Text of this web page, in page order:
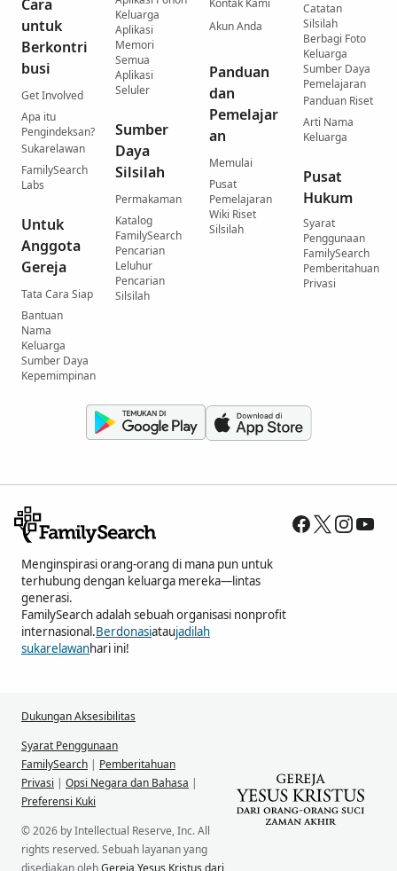
Cara
untuk
Berkontri
busi
Get Involved
Apa itu
Pengindeksan?
Sukarelawan
FamilySearch
Labs
Untuk
Anggota
Gereja
Tata Cara Siap
Bantuan
Nama
Keluarga
Sumber Daya
Kepemimpinan
Keluarga
Aplikasi
Memori
Semua
Aplikasi
Seluler
Sumber
Daya
Silsilah
Permakaman
Katalog
FamilySearch
Pencarian
Leluhur
Pencarian
Silsilah
Kontak Kami
Akun Anda
Panduan
dan
Pemelajar
an
Memulai
Pusat
Pemelajaran
Wiki Riset
Silsilah
Catatan
Silsilah
Berbagi Foto
Keluarga
Sumber Daya
Pemelajaran
Panduan Riset
Arti Nama
Keluarga
Pusat
Hukum
Syarat
Penggunaan
FamilySearch
Pemberitahuan
Privasi
Menginspirasi orang-orang di mana pun untuk
terhubung dengan keluarga mereka—lintas
generasi.
FamilySearch adalah sebuah organisasi nonprofit
internasional.Berdonasiataujadilah
sukarelawanhari ini!
Dukungan Aksesibilitas
Syarat Penggunaan
FamilySearch | Pemberitahuan
Privasi | Opsi Negara dan Bahasa |
Preferensi Kuki
© 2026 by Intellectual Reserve, Inc. All
rights reserved. Sebuah layanan yang
disediakan olehGereja Yesus Kristus dari